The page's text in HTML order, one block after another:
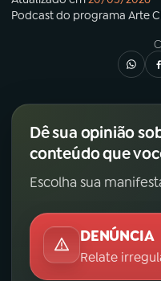
Podcastdo programa Arte
Dê sua opinião
conteúdo que
Escolha sua
DENÚNCIA
Relate